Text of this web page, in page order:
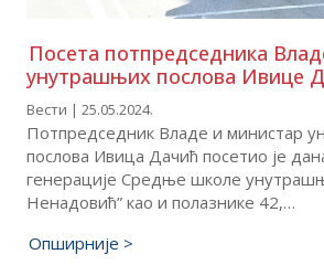
Посета потпредседника
унутрашњих послова Ивице
Вести | 25.05.2024.
Потпредседник Владе и министар
послова Ивица Дачић посетио је
генерације Средње школе
Ненадовић” као и полазнике 42,…
Опширније >